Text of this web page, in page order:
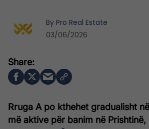
Rruga A po kthehet gradualisht
më aktive për banim në
By Pro Real Estate
03/06/2026